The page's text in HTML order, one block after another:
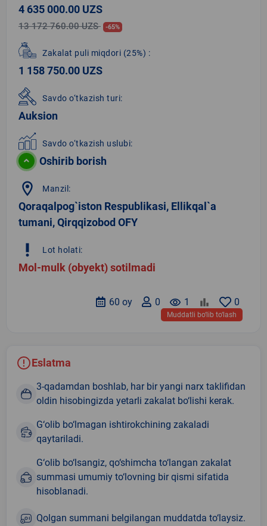
4 635 000.00 UZS
13 172 760.00 UZS -65%
Zakalat puli miqdori (25%) :
1 158 750.00 UZS
Savdo o‘tkazish turi:
Auksion
Savdo o‘tkazish uslubi:
Oshirib borish
location_on Manzil:
Qoraqalpog`iston Respublikasi, Ellikqal`a
tumani, Qirqqizobod OFY
priority_high Lot holati:
Mol-mulk (obyekt) sotilmadi
0
remove_red_eye 1
0
60 oy
Muddatli bo‘lib to‘lash
Eslatma
3-qadamdan boshlab, har bir yangi narx taklifidan
oldin hisobingizda yetarli zakalat bo‘lishi kerak.
G‘olib bo‘lmagan ishtirokchining zakaladi
qaytariladi.
G‘olib bo‘lsangiz, qo‘shimcha to‘langan zakalat
summasi umumiy to‘lovning bir qismi sifatida
hisoblanadi.
Qolgan summani belgilangan muddatda to‘laysiz.